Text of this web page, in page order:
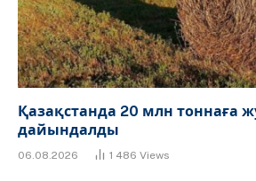
Қазақстанда 20 млн тоннаға
дайындалды
06.08.2026 1 486 Views